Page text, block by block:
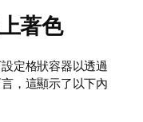
著色
定格狀容器以透過
，這顯示了以下內